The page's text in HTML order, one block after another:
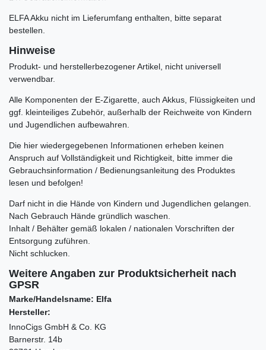
ELFA Akku nicht im Lieferumfang enthalten, bitte separat
bestellen.
Hinweise
Produkt- und herstellerbezogener Artikel, nicht universell
verwendbar.
Alle Komponenten der E-Zigarette, auch Akkus, Flüssigkeiten und
ggf. kleinteiliges Zubehör, außerhalb der Reichweite von Kindern
und Jugendlichen aufbewahren.
Die hier wiedergegebenen Informationen erheben keinen
Anspruch auf Vollständigkeit und Richtigkeit, bitte immer die
Gebrauchsinformation / Bedienungsanleitung des Produktes
lesen und befolgen!
Darf nicht in die Hände von Kindern und Jugendlichen gelangen.
Nach Gebrauch Hände gründlich waschen.
Inhalt / Behälter gemäß lokalen / nationalen Vorschriften der
Entsorgung zuführen.
Nicht schlucken.
Weitere Angaben zur Produktsicherheit nach
GPSR
Marke/Handelsname: Elfa
Hersteller:
InnoCigs GmbH & Co. KG
Barnerstr. 14b